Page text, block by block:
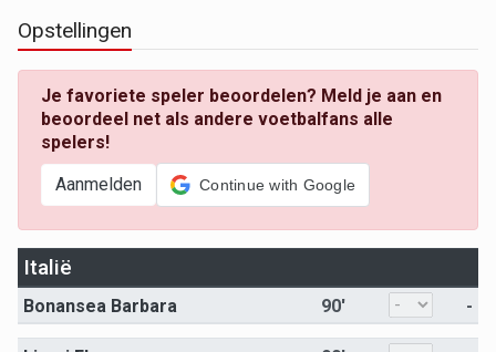
Opstellingen
Je favoriete speler beoordelen? Meld je aan en
beoordeel net als andere voetbalfans alle
spelers!
Aanmelden
Continue with Google
Italië
Bonansea Barbara 90' -